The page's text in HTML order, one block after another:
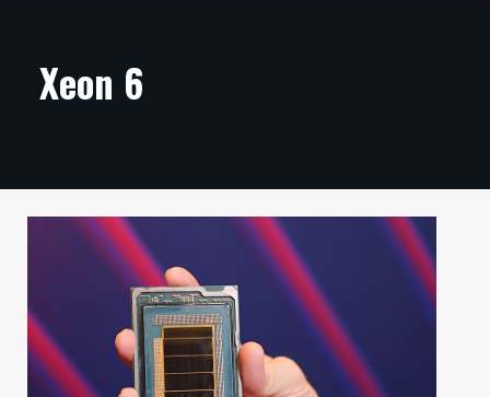
ARTIKKELIT
TECHBBS
KAUPPA
VAIHDA TEEMA
Xeon 6